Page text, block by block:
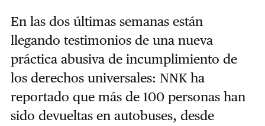
En las dos últimas semanas están
llegando testimonios de una nueva
práctica abusiva de incumplimiento de
los derechos universales: NNK ha
reportado que más de 100 personas han
sido devueltas en autobuses, desde